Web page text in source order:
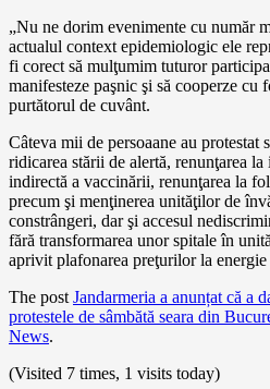
„Nu ne dorim evenimente cu număr
actualul context epidemiologic ele
fi corect să mulţumim tuturor
manifesteze paşnic şi să cooperze cu
purtătorul de cuvânt.
Câteva mii de persoaane au protestat
ridicarea stării de alertă, renunţarea la
indirectă a vaccinării, renunţarea la
precum şi menţinerea unităţilor de
constrângeri, dar şi accesul
fără transformarea unor spitale în
aprivit plafonarea preţurilor la energie
The post Jandarmeria a anunțat că a
protestele de sâmbătă seara din
News.
(Visited 7 times, 1 visits today)